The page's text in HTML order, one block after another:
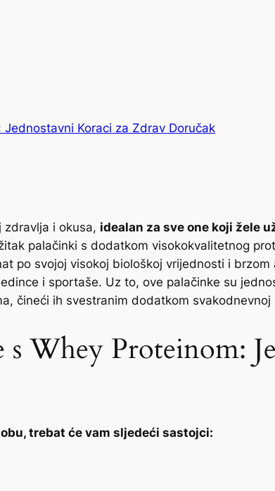
Koraci za Zdrav Doručak
zdravlja i okusa, idealan za sve one koji žele
palačinki s dodatkom visokokvalitetnog
po svojoj visokoj biološkoj vrijednosti i
i sportaše. Uz to, ove palačinke su
čineći ih svestranim dodatkom svakodnevnoj
Whey Proteinom:
trebat će vam sljedeći sastojci: